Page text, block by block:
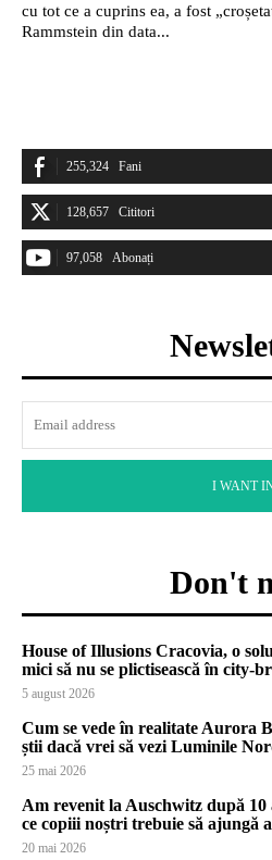
cu tot ce a cuprins ea, a fost
Rammstein din data...
255,324 Fani
128,657 Cititori
97,058 Abonați
I WANT
Don't
House of Illusions Cracovia, o
mici să nu se plictisească în city-
5 august 2026
Cum se vede în realitate Aurora
știi dacă vrei să vezi Luminile
25 mai 2026
Am revenit la Auschwitz după 10
ce copiii noștri trebuie să ajungă
20 mai 2026